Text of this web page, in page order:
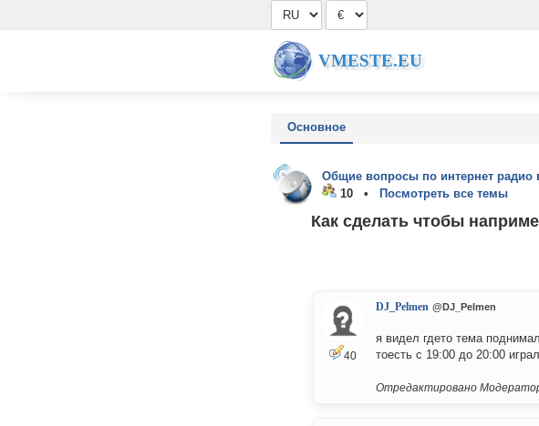
VMESTE.EU
Основное
Общие вопросы по интернет радио
10 •
Посмотреть все темы
Как сделать чтобы
40
DJ_Pelmen @DJ_Pelmen
я видел гдето тема
тоесть с 19:00 до 20:00
Отредактировано